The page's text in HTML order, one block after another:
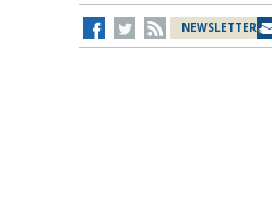
NEWSLETTER